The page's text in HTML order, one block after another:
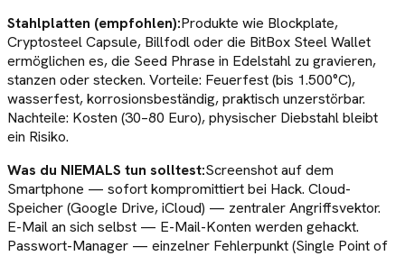
Stahlplatten (empfohlen):Produkte wie Blockplate,
Cryptosteel Capsule, Billfodl oder die BitBox Steel Wallet
ermöglichen es, die Seed Phrase in Edelstahl zu gravieren,
stanzen oder stecken. Vorteile: Feuerfest (bis 1.500°C),
wasserfest, korrosionsbeständig, praktisch unzerstörbar.
Nachteile: Kosten (30–80 Euro), physischer Diebstahl bleibt
ein Risiko.
Was du NIEMALS tun solltest:Screenshot auf dem
Smartphone — sofort kompromittiert bei Hack. Cloud-
Speicher (Google Drive, iCloud) — zentraler Angriffsvektor.
E-Mail an sich selbst — E-Mail-Konten werden gehackt.
Passwort-Manager — einzelner Fehlerpunkt (Single Point of